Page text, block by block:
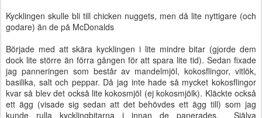
Kycklingen skulle bli till chicken nuggets, men då lite nyttigare (och
godare) än de på McDonalds
Började med att skära kycklingen i lite mindre bitar (gjorde dem
dock lite större än förra gången för att spara lite tid). Sedan fixade
jag panneringen som består av mandelmjöl, kokosflingor, vitlök,
basilika, salt och peppar. Då jag inte hade så mycket kokosflingor
kvar så blev det också lite kokosmjöl (ej kokosmjölk). Kläckte också
ett ägg (visade sig sedan att det behövdes ett ägg till) som jag
kunde rulla kycklingbitarna i innan de panerades. Själva